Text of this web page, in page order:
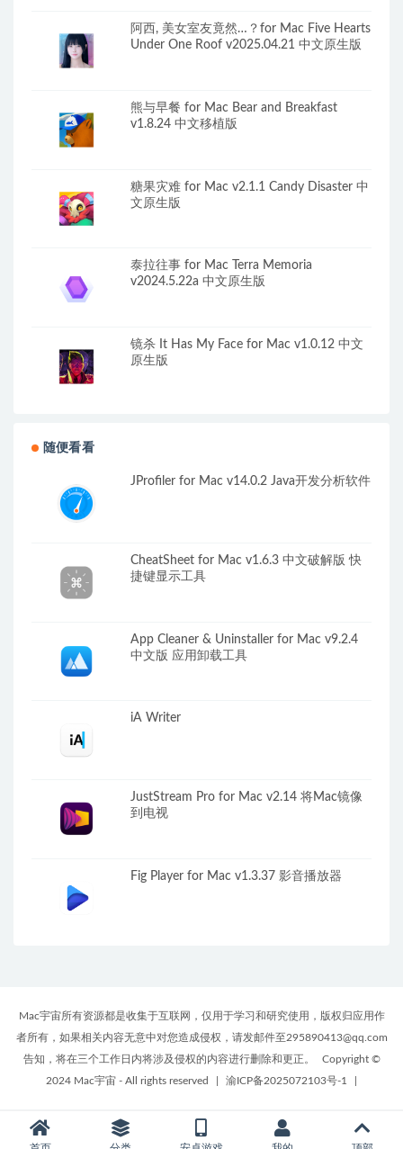
阿西, 美女室友竟然…？for Mac Five Hearts
Under One Roof v2025.04.21 中文原生版
熊与早餐 for Mac Bear and Breakfast
v1.8.24 中文移植版
糖果灾难 for Mac v2.1.1 Candy Disaster 中
文原生版
泰拉往事 for Mac Terra Memoria
v2024.5.22a 中文原生版
镜杀 It Has My Face for Mac v1.0.12 中文
原生版
随便看看
JProfiler for Mac v14.0.2 Java开发分析软件
CheatSheet for Mac v1.6.3 中文破解版 快
捷键显示工具
App Cleaner & Uninstaller for Mac v9.2.4
中文版 应用卸载工具
iA Writer
JustStream Pro for Mac v2.14 将Mac镜像
到电视
Fig Player for Mac v1.3.37 影音播放器
Mac宇宙所有资源都是收集于互联网，仅用于学习和研究使用，版权归应用作
者所有，如果相关内容无意中对您造成侵权，请发邮件至295890413@qq.com
告知，将在三个工作日内将涉及侵权的内容进行删除和更正。
Copyright ©
2024 Mac宇宙 - All rights reserved
渝ICP备2025072103号-1